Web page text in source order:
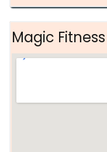
Magic Fitness